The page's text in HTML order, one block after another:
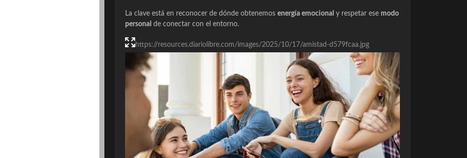
La clave está en reconocer de dónde obtenemos energía emocional y respetar ese modo
personal de conectar con el entorno.
https://resources.diariolibre.com/images/2025/10/17/amistad-d579fcaa.jpg